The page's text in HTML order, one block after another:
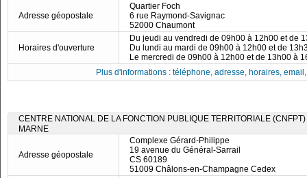
Adresse géopostale
Quartier Foch
6 rue Raymond-Savignac
52000 Chaumont
Horaires d'ouverture
Du jeudi au vendredi de 09h00 à 12h00 et de
Du lundi au mardi de 09h00 à 12h00 et de
Le mercredi de 09h00 à 12h00 et de 13h00 à
Plus d'informations : téléphone, adresse, horaires,
CENTRE NATIONAL DE LA FONCTION PUBLIQUE TERRITORIALE
MARNE
Adresse géopostale
Complexe Gérard-Philippe
19 avenue du Général-Sarrail
CS 60189
51009 Châlons-en-Champagne Cedex